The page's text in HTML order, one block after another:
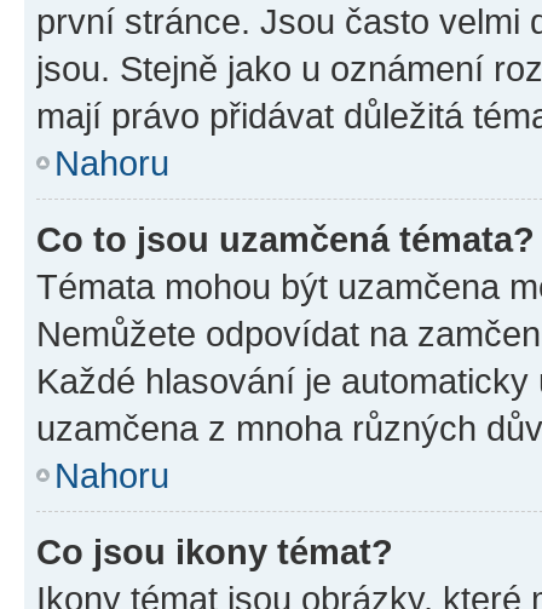
první stránce. Jsou často velmi
jsou. Stejně jako u oznámení
mají právo přidávat důležitá
Nahoru
Co to jsou uzamčená témata?
Témata mohou být uzamčena
Nemůžete odpovídat na
Každé hlasování je
uzamčena z mnoha různých
Nahoru
Co jsou ikony témat?
Ikony témat jsou obrázky,